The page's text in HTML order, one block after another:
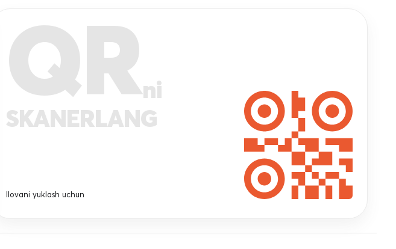
QRni
SKANERLANG
Ilovani yuklash uchun